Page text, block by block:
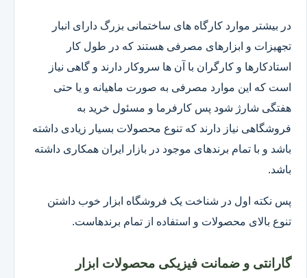
در بیشتر موارد کارگاه های ساختمانی بزرگ دارای انبار
تجهیزات و ابزارهای مصرفی هستند که در طول کار
استادکارها و کارگران با آن ها سروکار دارند و گاهی نیاز
است که این موارد مصرفی به صورت ماهیانه و یا حتی
هفتگی شارژ شود پس کارفرما و مسئول خرید به
فروشگاهی نیاز دارند که تنوع محصولات بسیار زیادی داشته
باشد و با تمام برندهای موجود در بازار ایران همکاری داشته
باشد.
پس نکته اول در شناخت یک فروشگاه ابزار خوب داشتن
تنوع بالای محصولات و استفاده از تمام برندهاست.
گارانتی و ضمانت فیزیکی محصولات ابزار